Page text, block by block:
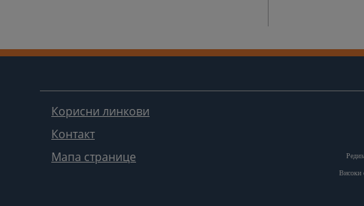
Корисни линкови
Контакт
Мапа странице
Високи